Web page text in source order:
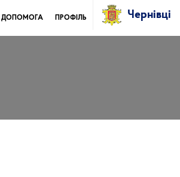
ДОПОМОГА ПРОФІЛЬ Чернівці